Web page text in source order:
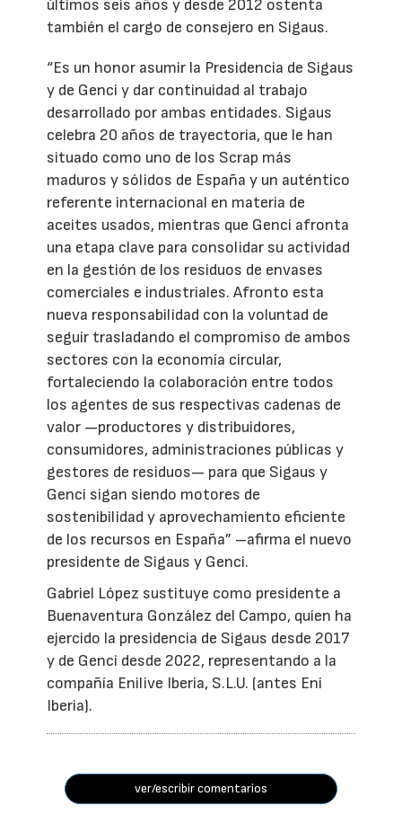
últimos seis años y desde 2012 ostenta
también el cargo de consejero en Sigaus.
“Es un honor asumir la Presidencia de Sigaus
y de Genci y dar continuidad al trabajo
desarrollado por ambas entidades. Sigaus
celebra 20 años de trayectoria, que le han
situado como uno de los Scrap más
maduros y sólidos de España y un auténtico
referente internacional en materia de
aceites usados, mientras que Genci afronta
una etapa clave para consolidar su actividad
en la gestión de los residuos de envases
comerciales e industriales. Afronto esta
nueva responsabilidad con la voluntad de
seguir trasladando el compromiso de ambos
sectores con la economía circular,
fortaleciendo la colaboración entre todos
los agentes de sus respectivas cadenas de
valor —productores y distribuidores,
consumidores, administraciones públicas y
gestores de residuos— para que Sigaus y
Genci sigan siendo motores de
sostenibilidad y aprovechamiento eficiente
de los recursos en España” –afirma el nuevo
presidente de Sigaus y Genci.
Gabriel López sustituye como presidente a
Buenaventura González del Campo, quien ha
ejercido la presidencia de Sigaus desde 2017
y de Genci desde 2022, representando a la
compañía Enilive Iberia, S.L.U. (antes Eni
Iberia).
ver/escribir comentarios